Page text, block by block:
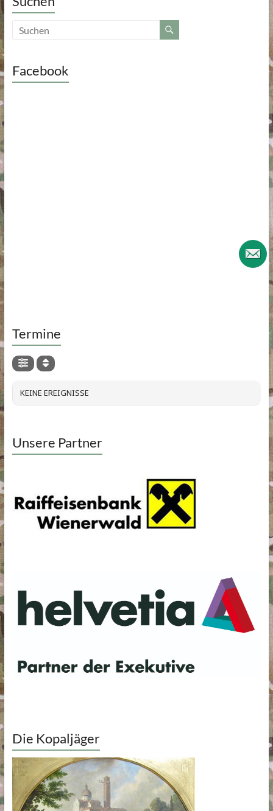
Facebook
Termine
KEINE EREIGNISSE
Unsere Partner
Die Kopaljäger